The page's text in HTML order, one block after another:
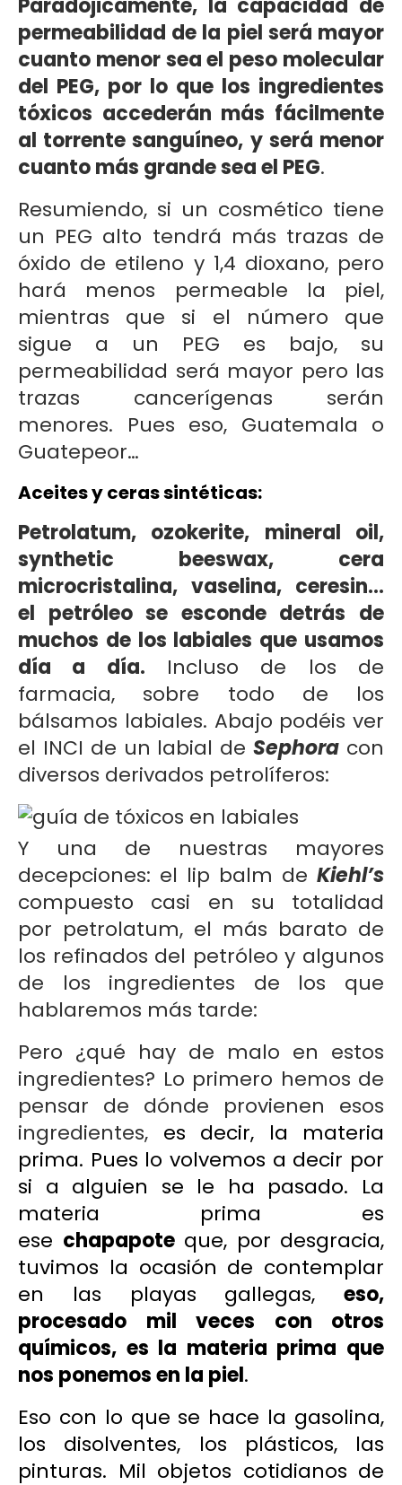
Paradójicamente, la capacidad de
permeabilidad de la piel será mayor
cuanto menor sea el peso molecular
del PEG, por lo que los ingredientes
tóxicos accederán más fácilmente
al torrente sanguíneo, y será menor
cuanto más grande sea el PEG.
Resumiendo, si un cosmético tiene
un PEG alto tendrá más trazas de
óxido de etileno y 1,4 dioxano, pero
hará menos permeable la piel,
mientras que si el número que
sigue a un PEG es bajo, su
permeabilidad será mayor pero las
trazas cancerígenas serán
menores. Pues eso, Guatemala o
Guatepeor…
Aceites y ceras sintéticas:
Petrolatum, ozokerite, mineral oil,
synthetic beeswax, cera
microcristalina, vaselina, ceresin…
el petróleo se esconde detrás de
muchos de los labiales que usamos
día a día. Incluso de los de
farmacia, sobre todo de los
bálsamos labiales. Abajo podéis ver
el INCI de un labial deSephora con
diversos derivados petrolíferos:
Y una de nuestras mayores
decepciones: el lip balm de Kiehl’s
compuesto casi en su totalidad
por petrolatum, el más barato de
los refinados del petróleo y algunos
de los ingredientes de los que
hablaremos más tarde:
Pero ¿qué hay de malo en estos
ingredientes? Lo primero hemos de
pensar de dónde provienen esos
ingredientes, es decir, la materia
prima. Pues lo volvemos a decir por
si a alguien se le ha pasado. La
materia prima es
ese chapapoteque, por desgracia,
tuvimos la ocasión de contemplar
en las playas gallegas, eso,
procesado mil veces con otros
químicos, es la materia prima que
nos ponemos en la piel.
Eso con lo que se hace la gasolina,
los disolventes, los plásticos, las
pinturas. Mil objetos cotidianos de